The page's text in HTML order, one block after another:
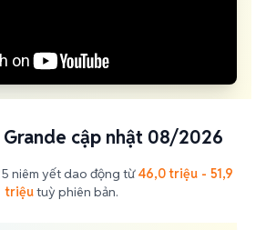
Grande cập nhật 08/2026
niêm yết dao động từ46,0 triệu - 51,9
triệutuỳ phiên bản.